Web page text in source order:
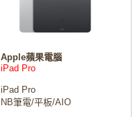
Apple蘋果電腦
iPad Pro
iPad Pro
NB筆電/平板/AIO